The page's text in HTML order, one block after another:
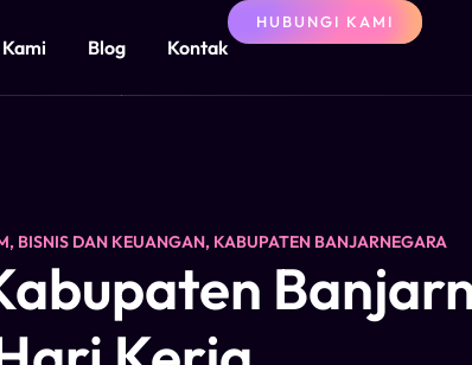
Blog Kontak
HUBUNGI KAMI
, BISNIS DAN KEUANGAN, KABUPATEN BANJARNEGARA